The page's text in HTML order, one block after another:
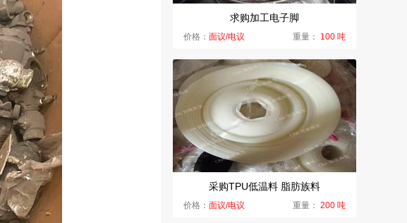
求购加工电子脚
价格： 面议/电议 重量： 100 吨
采购TPU低温料 脂肪族料
价格： 面议/电议 重量： 200 吨